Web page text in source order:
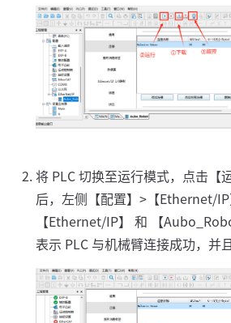
将 PLC 切换至运行模式，点击【
后，左侧【配置】>【Ethernet/IP
【Ethernet/IP】 和 【
表示 PLC 与机械臂连接成功，并